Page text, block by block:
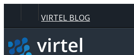
Panneau de gestion des cookies
VIRTEL BLOG